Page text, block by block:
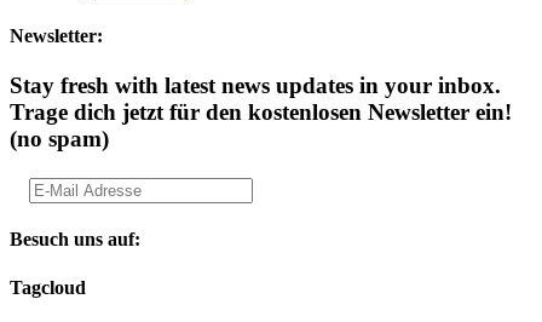
Newsletter:
Stay fresh with latest news updates in your inbox.
Trage dich jetzt für den kostenlosen Newsletter ein!
(no spam)
Besuch uns auf:
Tagcloud